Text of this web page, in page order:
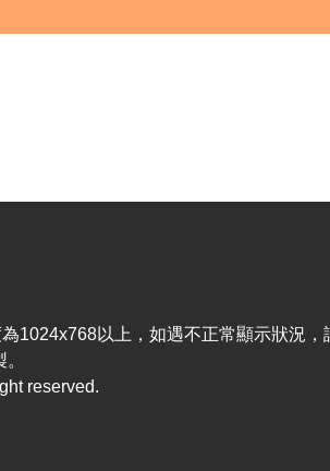
1024x768以上，如遇不正常顯示狀況，
reserved.